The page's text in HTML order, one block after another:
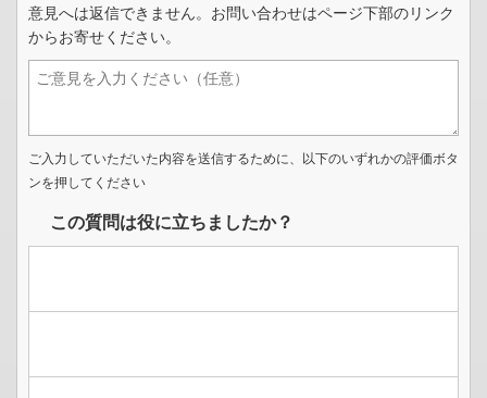
意見へは返信できません。お問い合わせはページ下部のリンク
からお寄せください。
ご入力していただいた内容を送信するために、以下のいずれかの評価ボタ
ンを押してください
この質問は役に立ちましたか？